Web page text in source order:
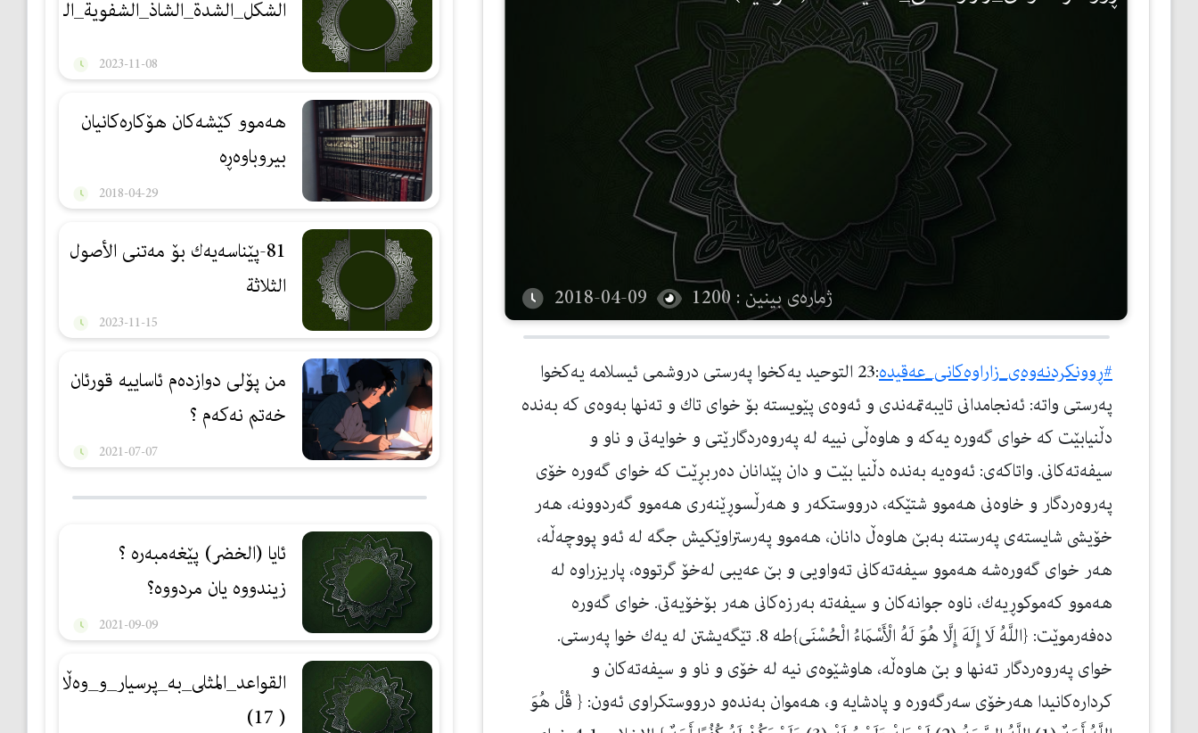
ئەدەب
ئافرەتان
بەبیرداهاتن
گشتی
شەرحی هۆنراوەی (الجزرية)
زانستی قیرائات
وانەکانی تەجوید
ژمارەی بینین : 1200 2018-04-09
#ڕوونكردنه‌وه‌ی_زاراوه‌كانی_عه‌قیده‌ :23 التوحید یه‌كخوا په‌رستى دروشمى ئیسلامه‌ یه‌كخوا په‌رستى واته‌: ئه‌نجامدانى تایبه‌تمه‌ندى و ئه‌وه‌ى پێویسته‌ بۆ خواى تاك و ته‌نها به‌وه‌ى كه‌ به‌نده‌ دڵنیابێت كه‌ خواى گه‌وره‌ یه‌كه‌ و هاوه‌ڵى نییه‌ له‌ په‌روه‌ردگارێتى و خوایه‌تى و ناو و سیفه‌ته‌كانى. واتاكه‌ى: ئه‌وه‌یه‌ به‌نده‌ دڵنیا بێت و دان پێدانان ده‌ربڕێت كه‌ خواى گه‌وره‌ خۆى په‌روه‌ردگار و خاوه‌نى هه‌موو شتێكه‌، درووستكه‌ر و هه‌رڵسوڕێنه‌رى هه‌موو گه‌ردوونه‌، هه‌ر خۆیشى شایسته‌ى په‌رستنه‌ به‌بێ هاوه‌ڵ دانان، هه‌موو په‌رستراوێكیش جگه‌ له‌ ئه‌و پووچه‌ڵه‌، هه‌ر خواى گه‌وره‌شه‌ هه‌موو سیفه‌ته‌كانى ته‌واویى و بێ عه‌یبى له‌خۆ گرتووه‌، پاریزراوه‌ له‌ هه‌موو كه‌موكوڕیه‌ك، ناوه‌ جوانه‌كان و سیفه‌ته‌ به‌رزه‌كانى هه‌ر بۆخۆیه‌تى. خواى گه‌وره‌ ده‌فه‌رموێت: {اللَّهُ لَا إِلَهَ إِلَّا هُوَ لَهُ الْأَسْمَاءُ الْحُسْنَى}طه 8. تێگه‌یشتن له‌ یه‌ك خوا په‌رستى. خواى په‌روه‌ردگار ته‌نها و بێ هاوه‌ڵه‌، هاوشێوه‌ى نیه‌ له‌ خۆى و ناو و سیفه‌ته‌كان و كرداره‌كانیدا هه‌رخۆى سه‌رگه‌وره‌ و پادشایه‌ و، هه‌موان به‌نده‌و درووستكراوى ئه‌ون: { قُلْ هُوَ اللَّهُ أَحَدٌ (1) اللَّهُ الصَّمَدُ (2) لَمْ يَلِدْ وَلَمْ يُولَدْ (3) وَلَمْ يَكُنْ لَهُ كُفُوًا أَحَدٌ } الإخلاص 1-4 خواى گه‌وره‌ خۆى به‌هێزه‌ و جگه‌ له‌ خۆى لاوازه‌... به‌توانایه‌ و جگه‌ له‌ خۆى بێ ده‌سه‌ڵاته‌، گه‌وره‌یه‌ و جگه‌ له‌ خۆى بچووكه‌، ده‌وڵه‌مه‌نده‌ و هه‌موان پێویستیان پێیه‌تى، خاوه‌ن هێز و هه‌قه‌ و، هه‌موو په‌رستراوێك جگه‌ له‌خۆى پووچه‌ڵه‌، {ذَلِكَ بِأَنَّ اللَّهَ هُوَ الْحَقُّ وَأَنَّ مَا يَدْعُونَ مِنْ دُونِهِ هُوَ الْبَاطِلُ وَأَنَّ اللَّهَ هُوَ الْعَلِيُّ الْكَبِيرُ} الحج62، مه‌زنه‌ و كه‌سیش نیه‌ له‌و مه‌زنتر، پایه‌داره‌ و كه‌سیش نییه‌ له‌و پایه‌دارتر، گه‌وره‌یه‌ و كه‌سیش نیه‌ له‌و گه‌وره‌ تر، به‌ به‌زه‌ییه‌ و كه‌سیش نییه‌ له‌و به‌ به‌زه‌یی تر. پاكى و پاراوى بۆ ئه‌و زاته‌ به‌هێزه‌ى كه‌ هێزى له‌هه‌موو هێزێكدا درووست كردووه‌، به‌توانایه‌ و توانینى له‌ هه‌موو خاوه‌ن توانایه‌ك دووست كردووه‌، به‌ به‌زه‌یى و میهره‌بانه‌ كه‌ میهره‌بانى به‌خشیوه‌ته‌ هه‌موو خاوه‌ن سۆز و به‌زه‌ییه‌ك، زانایه‌ و فێركه‌رى هه‌موو درووستكراوێكه‌، ڕۆزیده‌ره‌ كه‌ په‌روه‌ردگارى هه‌موو ڕۆزى و ڕۆزى پێدراوه‌كانه‌، {ذَلِكُمُ اللَّهُ رَبُّكُمْ لَا إِلَهَ إِلَّا هُوَ خَالِقُ كُلِّ شَيْءٍ فَاعْبُدُوهُ وَهُوَ عَلَى كُلِّ شَيْءٍ وَكِيلٌ} الانعام102. پاكى و بێ عه‌یبى هه‌ر بۆ خۆیه‌تى، خواى ڕاسته‌قینه‌یه‌ كه‌ ته‌نها خۆى شایه‌نى په‌رستنه‌ نه‌ك هیچ كه‌سى تر، شایه‌نى په‌رستنه‌ به‌هۆى مه‌زنى و جوانى و چاكه‌ى زۆرى، هه‌ر ته‌نها خۆیشى خاوه‌ن ناوى جوان و سیفه‌تى به‌رزه‌: { لَيْسَ كَمِثْلِهِ شَيْءٌ وَهُوَ السَّمِيعُ الْبَصِيرُ} الشورى/ 11 . توانایه‌ و زانایه‌ هه‌رچى بیه‌وێت ئه‌نجامى ئه‌دات، هه‌رچى حوكم و بڕیارێكیش بیه‌وێت ئه‌نجامى ئه‌دات، { أَلَا لَهُ الْخَلْقُ وَالْأَمْرُ تَبَارَكَ اللَّهُ رَبُّ الْعَالَمِينَ} الاعراف54. یه‌كه‌مه‌ له‌پێش هه‌موو شتێك، كۆتایه‌ پاش هه‌موو شتێك، دیاره‌ له‌سه‌رووى هه‌موو شتێَكه‌وه‌... تاك و نه‌نها و بێ هاوه‌ڵه‌: { هُوَ الْأَوَّلُ وَالْآَخِرُ وَالظَّاهِرُ وَالْبَاطِنُ وَهُوَ بِكُلِّ شَيْءٍ عَلِيمٌ } الحدید 3. به‌شه‌كانى یه‌كتاپه‌رستى: - ئه‌و یه‌كخواپه‌رستنه‌ى پێغه‌مبه‌ران بانگه‌وازیان بۆ كردووه‌ و له‌ كتێبه‌ دابه‌زێنراوه‌كاندا هاتووه‌ دوو جۆرن: 1- یه‌كه‌م: یه‌كخواپه‌رستن له‌ زانین و جێگیركردندا، پێى ده‌وترێت یه‌كخواپه‌رستنى په‌روه‌ردگارێتى و ناو و سیفه‌ته‌كان، كه‌ بریتییه‌ له‌ جێگیركردنى ڕاستى زاتى په‌روه‌ردگار و ئه‌نجامدانى یه‌كخواپه‌رستى له‌ڕووى ناو و سیفه‌ت و كرداره‌كانى. واتاكه‌ى: به‌نده‌ دڵنیابێت و دان به‌وه‌دا بنێت كه‌ خواى گه‌وره‌ خۆى په‌روه‌ردگاره‌ و خاوه‌نه‌ و هه‌ڵسوڕێنه‌رى گه‌ردوونه‌، له‌ئه‌وپه‌ڕى ته‌واوى و بێ عه‌یبیدایه‌ له‌ زات و ناو و سیفه‌ت و كرداره‌كانیدا، زانایه‌ له‌هه‌موو شتێك و خاوه‌ن موڵكه‌ و توانا و ده‌سه‌ڵاتى به‌سه‌ر هه‌موو شتێكدا هه‌یه‌، ناوى جوان و سیفه‌تى باڵا هه‌ر بۆ خۆیه‌تى: { لَيْسَ كَمِثْلِهِ شَيْءٌ وَهُوَ السَّمِيعُ الْبَصِيرُ } الشورى 11. 2- دووه‌م: یه‌كخواپه‌رستن له‌مه‌به‌ست و خواپه‌رستن و داواكردندا، پێى ده‌وترێت: یه‌كخواپه‌رستى خوایه‌تى و په‌رستن، كه‌ بریتی یه‌ له‌ ئاراسته‌كردنى هه‌موو جۆره‌ په‌رستنێك وه‌كو پاڕانه‌وه‌ و نوێژ و ترس و ئومێد بۆ خواى گه‌وره‌. واتاكه‌ى: به‌نده‌ دڵنیابێت و دان به‌وه‌دا بنێت كه‌ خواى گه‌وره‌ خۆى خاوه‌نى خوایه‌تى یه‌ به‌سه‌ر هه‌موو درووستكراوه‌كانى، هه‌ر خۆیشى شایسته‌ى په‌رستنه‌ نه‌ك هیچ كه‌سێكى تر، ڕه‌وا نیه‌ هیچ جۆره‌ په‌رستنێك وه‌كو پاڕانه‌وه‌ و نوێژ و هاوار پێكردن و پشت به‌ستن به‌خوا و ترس و ئومێد و قوربانى كردن و نه‌زركردن و شتى له‌و شێوه‌ ئاراسته‌ بكرێت بۆ هیچ كه‌سێك جگه‌ له‌ خواى گه‌وره‌، هه‌ركه‌سێكیش ئه‌و كاره‌ بكات هاوه‌ڵى بۆ خوا بڕیار داوه‌ و بێ باوه‌ڕه‌، وه‌كو خواى گه‌وره‌ ده‌فه‌رموێت: { وَمَنْ يَدْعُ مَعَ اللَّهِ إِلَهًا آَخَرَ لَا بُرْهَانَ لَهُ بِهِ فَإِنَّمَا حِسَابُهُ عِنْدَ رَبِّهِ إِنَّهُ لَا يُفْلِحُ الْكَافِرُونَ } المؤمنون117. حوكمى دانپێدانان به‌ یه‌كخواپه‌رستى: 1- یه‌كخوا په‌رستنى خوایه‌تى و په‌رستن زۆربه‌ى خه‌ڵكى نكۆڵیان لێ كردووه‌، بۆیه‌ خواى گه‌وره‌ پێغه‌مبه‌رانى ڕه‌وانه‌ كردووه‌ بۆ خه‌ڵكى و كتێبى بۆ ڕه‌وانه‌ كردوون بۆئه‌وه‌ى فه‌رمانیان پێ بكه‌ن ته‌نها خواى گه‌وره‌ بپه‌رستن و، واز بێنن له‌ په‌رستنى جگه‌ له‌و. 2- خواى گه‌وره‌ ده‌فه‌رموێت: { وَمَا أَرْسَلْنَا مِنْ قَبْلِكَ مِنْ رَسُولٍ إِلَّا نُوحِي إِلَيْهِ أَنَّهُ لَا إِلَهَ إِلَّا أَنَا فَاعْبُدُونِ } الأنبياء 25. 3- هه‌روه‌ها فه‌رموویه‌تى: { وَلَقَدْ بَعَثْنَا فِي كُلِّ أُمَّةٍ رَسُولًا أَنِ اُعْبُدُوا اللَّهَ وَاجْتَنِبُوا الطَّاغُوتَ...} النحل 36. 4- په‌رستنى په‌روه‌ردگارێتى، مرۆڤ دانى پێداده‌نێ به‌پێى فیتره‌ت و ته‌ماشاكردنى بۆ گه‌ردوون، ته‌نها دانپێدانانیش به‌س نیه‌ بۆ باوه‌ڕ هێنان به‌ خواى گه‌وره‌ و ڕزگار بوون له‌ سزا، چونكه‌ ئیبلیس و بتپه‌رستانى عه‌ره‌ب دانیانپێدانا و هیچ كه‌ڵكیشى بۆیان نه‌بوو، چونكه‌ دانیان نه‌نابوو به‌ یه‌كتاپه‌رستى عیباده‌ت بۆ ته‌نها خواى گه‌وره‌. بۆیه‌ هه‌ركێ دان بنێ به‌ یه‌كتاپه‌رستنى په‌روه‌ردگاریدا به‌ته‌نها، نه‌ یه‌كتاپه‌رسته‌ و نه‌ موسوڵمانه‌، خوێن و ماڵیشى پارێزراو نابێت تاوه‌كو یه‌كتاپه‌رستى خوایه‌تى نه‌سه‌لمێنێت و، شایه‌تى (لا إله إلا الله) نه‌دات كه‌ خواى گه‌وره‌ هیچ هاوه‌ڵێكى نییه‌ و هه‌ر ته‌نها خۆیشى شایه‌نى په‌رستنه‌ نه‌ك هیچ كه‌سێكى تر و، وابه‌سته‌ ببێت به‌ په‌رستنى ته‌نها خواى په‌روه‌ردگار به‌بێ هاوه‌ڵ. یه‌كخوا په‌رستنى په‌روه‌ردگارێتى و خوایه‌تى وابه‌سته‌ى یه‌كترن: 1- یه‌كخوا په‌رستنى په‌روه‌ردگارێتى په‌یوه‌سته‌ به‌ یه‌كتاپه‌رستنى خوایه‌تى، بۆیه‌ هه‌ركێ دان بنێ به‌وه‌ى خواى گه‌وره‌ په‌روه‌ردگار و درووستكه‌ر و خاوه‌ن و ڕۆزیده‌ره‌ پێویست ده‌بێ له‌سه‌رى دانبنێت به‌وه‌ى كه‌ جگه‌ له‌ خواى گه‌وره‌ كه‌س نییه‌ شایسته‌ى په‌رستن بێت هه‌ربۆیه‌ ڕه‌وا نییه‌ هاوار بكات یان پشت ببه‌ستێت به‌ كه‌سێك جگه‌ له‌ خواى گه‌وره‌، هیچ جۆره‌ په‌رستنێكیش ئاراسته‌ى كه‌س نه‌كات جگه‌ له‌ خواى گه‌وره‌، هه‌روه‌ها یه‌كتاپه‌رستنى خوایه‌تى وابه‌سته‌یه‌ به‌ یه‌كتاپه‌رستنى په‌روه‌ردگارێتى، چونكه‌ هه‌موو كه‌سێك خواى گه‌وره‌ بپه‌رستێت و هاوه‌ڵى بۆ په‌یدا نه‌كات، بێ گومان باوه‌ڕى وایه‌ كه‌ خواى گه‌وره‌ په‌روه‌ردگار و درووستكه‌ر و خاوه‌نێتى. 2- په‌روه‌ردگارێتى و خوایه‌تى جارى واهه‌یه‌ پێكه‌وه‌ باس ده‌كرێن و جارى واش هه‌یه‌ به‌ جیا، بۆیه‌ له‌ واتاكانیاندا جیا ده‌بنه‌وه‌، به‌واتاى په‌روه‌ردگار و خاوه‌ن و بڕیارده‌ر دێت واته‌ خواى په‌روه‌ردگارى ڕاسته‌قینه‌ كه‌ ته‌نها خۆى شایسته‌ى په‌رستنه‌ نه‌ك كه‌سى تر، وه‌كو خواى گه‌وره‌ ده‌فه‌رموێت: { قُلْ أَعُوذُ بِرَبِّ النَّاسِ (1) مَلِكِ النَّاسِ (2) إِلَهِ النَّاسِ }. 3- جارى واش هه‌یه‌ به‌ جیا باس ده‌كرێت و له‌ واتاكانیدا یه‌ك ده‌گرنه‌وه‌، وه‌كو خواى گه‌وره‌ ده‌فه‌رموێت: { أَغَيْرَ اللَّهِ أَبْغِي رَبًّا وَهُوَ رَبُّ كُلِّ شَيْءٍ...} 164 الأنعام. ڕاستى یه‌كخوا په‌رستى و ناوه‌ڕۆكه‌كه‌ى: ڕاستیه‌كه‌ى ئه‌وه‌یه‌ مرۆڤ بڕوانێته‌ هه‌موو شته‌كان كه‌ له‌ لاى خواى گه‌وره‌وه‌یه‌ و، بیرى خۆى ببڕێت له‌هه‌موو هۆكارێك جگه‌ له‌ خواى گه‌وره‌، ته‌ماشاى چاكه‌ و خراپه‌ و سوود و زیان و شتى له‌و شێوه‌ بكات كه‌ هه‌مووى له‌ لاى خواوه‌یه‌ و، ته‌نها ئه‌و زاته‌ش بپه‌رستێت و كه‌سى تر نه‌په‌رستێت. به‌رووبوومه‌كانى ڕاستى یه‌كتاپه‌رستى: ته‌نها پشت به‌خوا به‌ستن و، وازهێنان له‌ سكاڵابردنه‌ لاى كه‌س جگه‌ له‌خواى گه‌وره‌ و، لۆمه‌نه‌كردنى خه‌ڵكى و، ڕازى بوون له‌خواى گه‌وره‌ و خۆشویستنى و ڕازى بوون به‌ بڕیارى و به‌جوانى په‌رستنى و پابه‌ندبوون به‌ گوێڕایه‌ڵى كردنى. فه‌زڵى یه‌كتاپه‌رستى: 1- خواى گه‌وره‌ ده‌فه‌رموێت: { الَّذِينَ آَمَنُوا وَلَمْ يَلْبِسُوا إِيمَانَهُمْ بِظُلْمٍ أُولَئِكَ لَهُمُ الْأَمْنُ وَهُمْ مُهْتَدُونَ } الأنعام82. 2- له‌ عوباده‌ى كوڕى صامیت ڕه‌زاى خواى لێبێت، پێغه‌مبه‌ر دروودى خواى له‌سه‌ر بێت فه‌رموویه‌تى: ((مَنْ شَهِدَ أَنْ لا إلَـهَ إلَّا اللهُ وَحْدَهُ لا شَرِيكَ لَـهُ، وَأَنَّ مُـحَـمّداً عَبْدُهُ وَرَسُولُـهُ، وَأَنَّ عِيْسَى عَبْدُ الله وَرَسُولُـه، وَكَلِـمَتُـهُ أَلْقَاهَا إلَـى مَرْيَـمَ وَرُوحٌ مِنْـهُ، وَالجَنَّـةُ حَقٌّ، وَالنَّارُ حَقٌّ، أَدْخَلَـهُ اللهُ الجَنَّةَ عَلَى مَا كَانَ مِنَ العَمَلِ)) . متفق علیه. پاداشتى یه‌كتاپه‌رستى: 1- خواى گه‌وره‌ ده‌فه‌رموێت: { وَبَشِّرِ الَّذِينَ آَمَنُوا وَعَمِلُوا الصَّالِحَاتِ أَنَّ لَهُمْ جَنَّاتٍ تَجْرِي مِنْ تَحْتِهَا الْأَنْهَارُ كُلَّمَا رُزِقُوا مِنْهَا مِنْ ثَمَرَةٍ رِزْقًا قَالُوا هَذَا الَّذِي رُزِقْنَا مِنْ قَبْلُ وَأُتُوا بِهِ مُتَشَابِهًا وَلَهُمْ فِيهَا أَزْوَاجٌ مُطَهَّرَةٌ وَهُمْ فِيهَا خَالِدُونَ } البقره‌ 25. 2- له‌ جابره‌وه‌ ڕه‌زاى خواى لێبێت فه‌رموویه‌تى: پیاوێك هاته‌ خزمه‌ت پێغه‌مبه‌ر دروودى خواى له‌سه‌ر بێت وتى: ئه‌ى پێغه‌مبه‌رى خوا چین ئه‌و دوو شته‌ كه‌ پێویستن، پێغه‌مبه‌ر دروودى خواى له‌سه‌ر بێت فه‌رمووی: (( من مات لا يشرك بالله شيئا دخل الجنة . ومن مات يشرك بالله شيئا دخل النار )) أخرجه مسلم. واته‌: هه‌ركێ له‌ دونیا ده‌رچێت و هاوه‌ڵى بۆ خوا دانه‌نابێت ده‌چێته‌ به‌هه‌شته‌وه‌، هه‌ركێیش له‌ دونیا ده‌رچێت و هاوه‌ڵى بۆ خوا دانابێت ده‌چێته‌ دۆزه‌خه‌وه‌. مه‌زنى وشه‌ى یه‌كتاپه‌رستى: له‌ (عبد الله بن عمر بن العاص)ه‌وه‌ ڕه‌زاى خواى لێبێت: پێغه‌مبه‌ر دروودى خواى له‌سه‌ر بێت فه‌رموویه‌تى: (( إن نبي الله نوحا عليه السلام لما حضرته الوفاة قال لابنه إني قاص عليك الوصية آمرك باثنتين وأنهاك عن اثنين آمرك بلا إله إلا الله فإن السموات السبع والأرضين السبع لو وضعت في كفة ووضعت لا إله إلا الله في كفة رجحت بهن لا إله إلا الله ولو أن السموات السبع والأرضين السبع كن حلقة مبهمة قصمتهن لا إله إلا الله وسبحان الله وبحمده فإن بها صلاة كل شيء وبها يرزق الخلق وأنهاك عن الشرك والكبر ...)) أخرجه أحمد والبخاری فی الأدب المفرد 134 واته‌: پێغه‌مبه‌رى خوا نوح سه‌لامى خواى لێبێت كاتێك سه‌ره‌مه‌رگى نزیك بوویه‌وه‌ به‌ كوڕه‌كه‌ى فه‌رموو: من ڕاسپارده‌كه‌ى خۆمت بۆ ده‌گێڕمه‌وه‌، به‌ دووشت فه‌رمانت پێ ده‌كه‌م ، فه‌رمانت پێ ده‌كه‌م به‌ (لا اله إلا الله)، چونكه‌ ئه‌گه‌ر حه‌وت ئاسمانه‌كان و حه‌وت زه‌ویه‌كان بخه‌نه‌ تاى ته‌رازوویه‌كه‌وه‌ و (لا اله إلا الله)ش بخرێته‌ تایه‌كى تره‌وه‌، تاى (لا اله إلا الله) قورستر ده‌بێت، ئه‌گه‌ر حه‌وت ئاسمانه‌كه‌ و حه‌وت زه‌ویه‌ك
2023-11-08
هه‌موو كێشه‌كان هۆكاره‌كانیان
بیروباوه‌ڕه‌
2018-04-29
81-پێناسەیەك بۆ مەتنی الأصول
الثلاثة
2023-11-15
من پۆلی دوازدەم ئاساییە قورئان
خەتم نەکەم ؟
2021-07-07
ئایا (الخضر) پێغه‌مبه‌ره‌ ؟
زیندووه‌ یان مردووه‌؟
2021-09-09
القواعد_المثلى_بە_پرسیار_و_وەڵام:
( 17)